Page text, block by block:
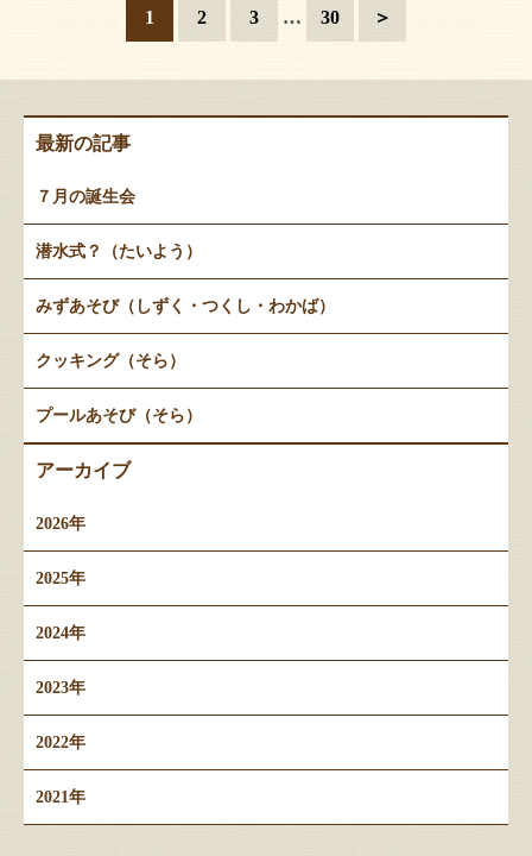
1
2 3 … 30 ＞
最新の記事
７月の誕生会
潜水式？（たいよう）
みずあそび（しずく・つくし・わかば）
クッキング（そら）
プールあそび（そら）
アーカイブ
2026年
2025年
2024年
2023年
2022年
2021年